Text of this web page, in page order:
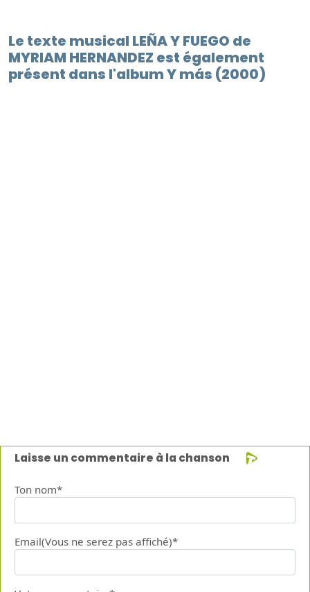
Le texte musical LEÑA Y FUEGO de
MYRIAM HERNANDEZ est également
présent dans l'album Y más (2000)
Laisse un commentaire à la chanson
Ton nom*
Email(Vous ne serez pas affiché)*